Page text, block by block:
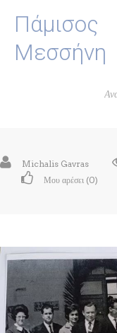
Πάμισος
Μεσσήνη
Michalis Gavras
Μου αρέσει (0)